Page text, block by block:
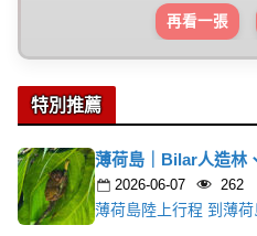
再看一張
特別推薦
薄荷島｜Bilar人造林
2026-06-07 262
薄荷島陸上行程 到薄荷